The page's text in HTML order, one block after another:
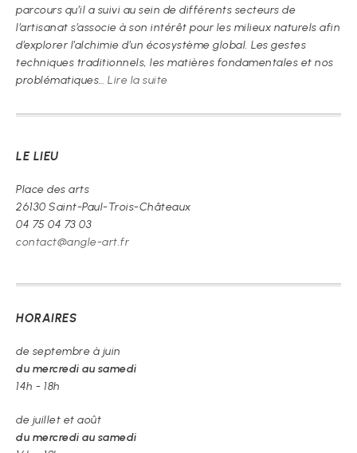
parcours qu’il a suivi au sein de différents secteurs de
l’artisanat s’associe à son intérêt pour les milieux naturels afin
d’explorer l’alchimie d’un écosystème global. Les gestes
techniques traditionnels, les matières fondamentales et nos
problématiques… Lire la suite:
vous
LE LIEU
Place des arts
26130 Saint-Paul-Trois-Châteaux
04 75 04 73 03
contact@angle-art.fr
HORAIRES
de septembre à juin
du mercredi au samedi
14h - 18h
de juillet et août
du mercredi au samedi